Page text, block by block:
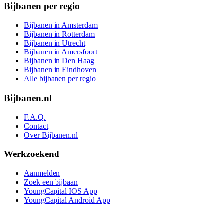
Bijbanen per regio
Bijbanen in Amsterdam
Bijbanen in Rotterdam
Bijbanen in Utrecht
Bijbanen in Amersfoort
Bijbanen in Den Haag
Bijbanen in Eindhoven
Alle bijbanen per regio
Bijbanen.nl
F.A.Q.
Contact
Over Bijbanen.nl
Werkzoekend
Aanmelden
Zoek een bijbaan
YoungCapital IOS App
YoungCapital Android App